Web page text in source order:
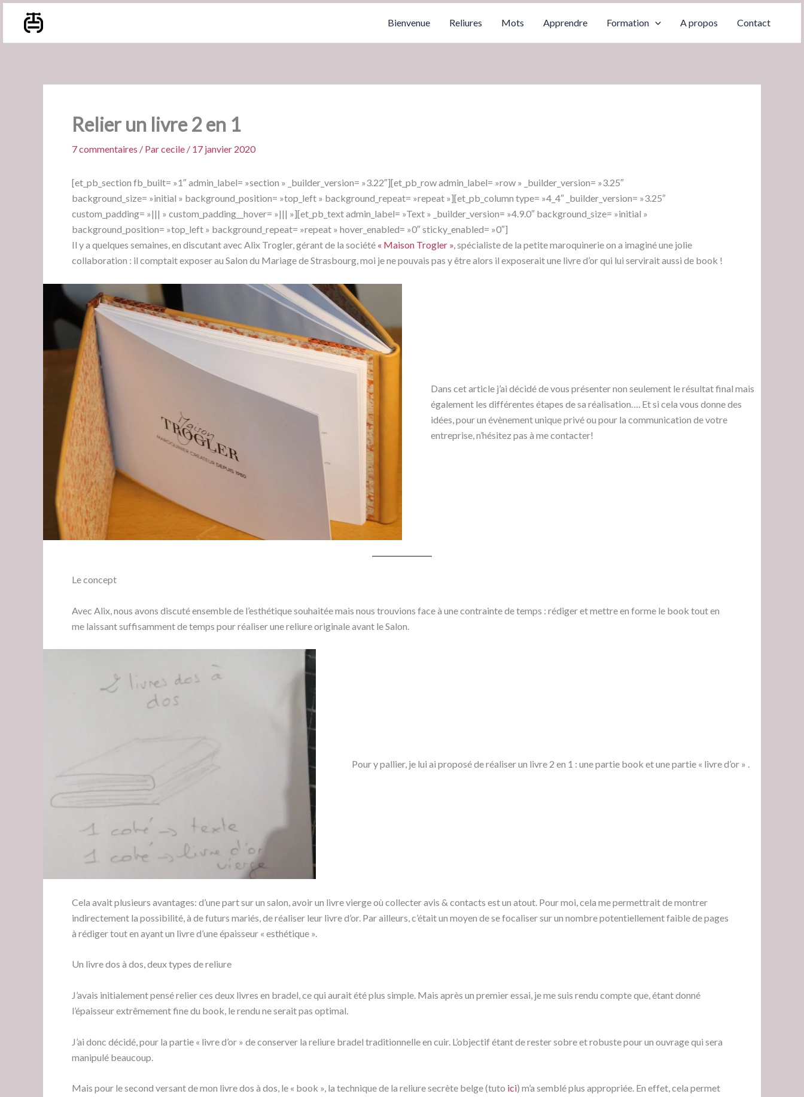
Aller
Bienvenue Reliures Mots Apprendre Formation A propos Contact
Relier un livre 2 en 1
7 commentaires / Parcecile / 17 janvier 2020
[et_pb_section fb_built= »1″ admin_label= »section » _builder_version= »3.22″][et_pb_row admin_label= »row » _builder_version= »3.25″
background_size= »initial » background_position= »top_left » background_repeat= »repeat »][et_pb_column type= »4_4″ _builder_version= »3.25″
custom_padding= »||| » custom_padding__hover= »||| »][et_pb_text admin_label= »Text » _builder_version= »4.9.0″ background_size= »initial »
background_position= »top_left » background_repeat= »repeat » hover_enabled= »0″ sticky_enabled= »0″]
Il y a quelques semaines, en discutant avec Alix Trogler, gérant de la société « Maison Trogler », spécialiste de la petite maroquinerie on a imaginé une jolie
collaboration : il comptait exposer au Salon du Mariage de Strasbourg, moi je ne pouvais pas y être alors il exposerait une livre d’or qui lui servirait aussi de book !
Dans cet article j’ai décidé de vous présenter non seulement le résultat final mais
également les différentes étapes de sa réalisation…. Et si cela vous donne des
idées, pour un évènement unique privé ou pour la communication de votre
entreprise, n’hésitez pas à me contacter!
Le concept
Avec Alix, nous avons discuté ensemble de l’esthétique souhaitée mais nous trouvions face à une contrainte de temps : rédiger et mettre en forme le book tout en
me laissant suffisamment de temps pour réaliser une reliure originale avant le Salon.
Pour y pallier, je lui ai proposé de réaliser un livre 2 en 1 : une partie book et une partie « livre d’or » .
Cela avait plusieurs avantages: d’une part sur un salon, avoir un livre vierge où collecter avis & contacts est un atout. Pour moi, cela me permettrait de montrer
indirectement la possibilité, à de futurs mariés, de réaliser leur livre d’or. Par ailleurs, c’était un moyen de se focaliser sur un nombre potentiellement faible de pages
à rédiger tout en ayant un livre d’une épaisseur « esthétique ».
Un livre dos à dos, deux types de reliure
J’avais initialement pensé relier ces deux livres en bradel, ce qui aurait été plus simple. Mais après un premier essai, je me suis rendu compte que, étant donné
l’épaisseur extrêmement fine du book, le rendu ne serait pas optimal.
J’ai donc décidé, pour la partie « livre d’or » de conserver la reliure bradel traditionnelle en cuir. L’objectif étant de rester sobre et robuste pour un ouvrage qui sera
manipulé beaucoup.
Mais pour le second versant de mon livre dos à dos, le « book », la technique de la reliure secrète belge (tuto ici) m’a semblé plus appropriée. En effet, cela permet